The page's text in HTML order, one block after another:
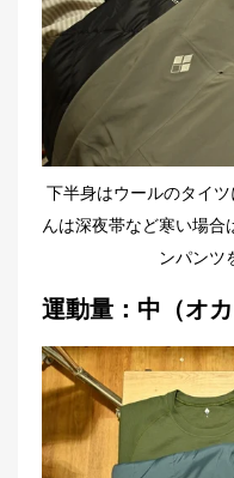
下半身はウールのタイ
んは深夜帯など寒い場合
ンパンツ
運動量：中（オ